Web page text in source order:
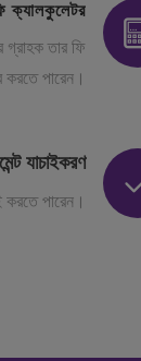
ক্যালকুলেটর
গ্রাহক তার ফি
করতে পারেন।
যাচাইকরণ
করতে পারেন।